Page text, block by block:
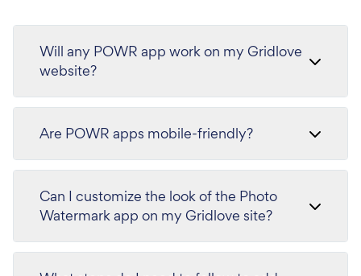
Will any POWR app work on my Gridlove
website?
Are POWR apps mobile-friendly?
Can I customize the look of the Photo
Watermark app on my Gridlove site?